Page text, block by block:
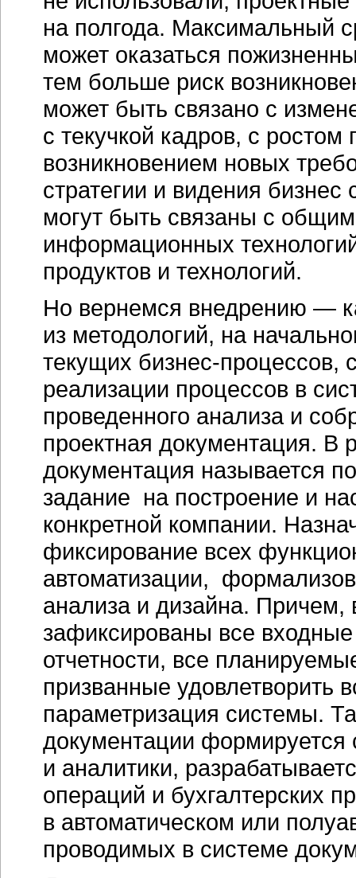
на полгода. Максимальный
может оказаться
тем больше риск
может быть связано с
с текучкой кадров, с
возникновением новых
стратегии и видения
могут быть связаны с
информационных
продуктов и технологий.
Но вернемся внедрению —
из методологий, на
текущих бизнес-процессов,
реализации процессов в
проведенного анализа и
проектная документация. В
документация называется
задание на построение и
конкретной компании.
фиксирование всех
автоматизации,
анализа и дизайна.
зафиксированы все
отчетности, все
призванные удовлетворить
параметризация системы.
документации формируется
и аналитики,
операций и бухгалтерских
в автоматическом или
проводимых в системе